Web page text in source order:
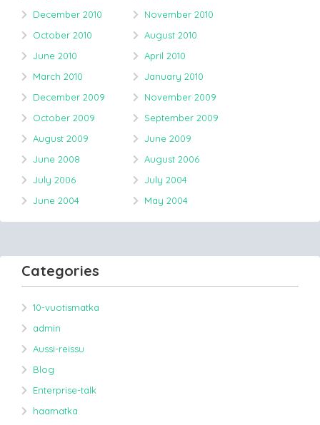
December 2010
November 2010
October 2010
August 2010
June 2010
April 2010
March 2010
January 2010
December 2009
November 2009
October 2009
September 2009
August 2009
June 2009
June 2008
August 2006
July 2006
July 2004
June 2004
May 2004
Categories
10-vuotismatka
admin
Aussi-reissu
Blog
Enterprise-talk
haamatka